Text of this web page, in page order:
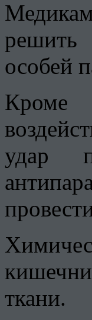
решить
особей
Кроме
удар
ткани.